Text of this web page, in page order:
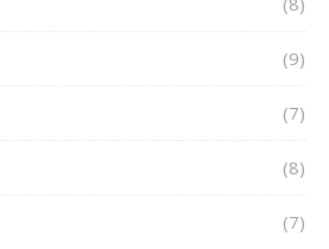
(9)
(7)
(8)
(7)